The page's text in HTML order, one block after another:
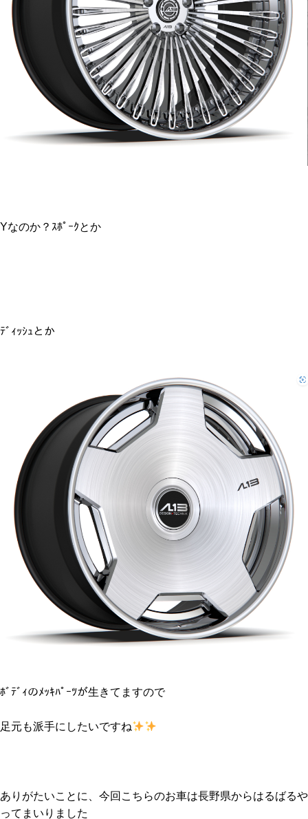
Yなのか？ｽﾎﾟｰｸとか
ﾃﾞｨｯｼｭとか
ﾎﾞﾃﾞｨのﾒｯｷﾊﾟｰﾂが生きてますので
足元も派手にしたいですね
ありがたいことに、今回こちらのお車は長野県からはるばるや
ってまいりました